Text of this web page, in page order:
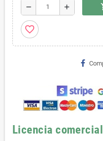
remove add
favorite_border
Licencia